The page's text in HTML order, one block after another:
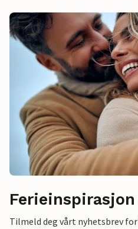
Tilmeld deg vårt nyhetsbrev